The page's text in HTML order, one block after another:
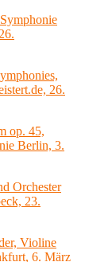
26.
op. 45,
Berlin, 3.
Orchester
23.
Violine
6. März